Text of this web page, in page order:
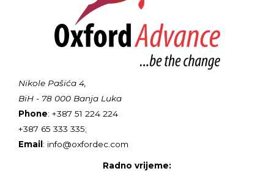
Nikole Pašića 4,
BiH - 78 000 Banja Luka
Phone: +387 51 224 224
+387 65 333 335;
Email: info@oxfordec.com
Radno vrijeme: